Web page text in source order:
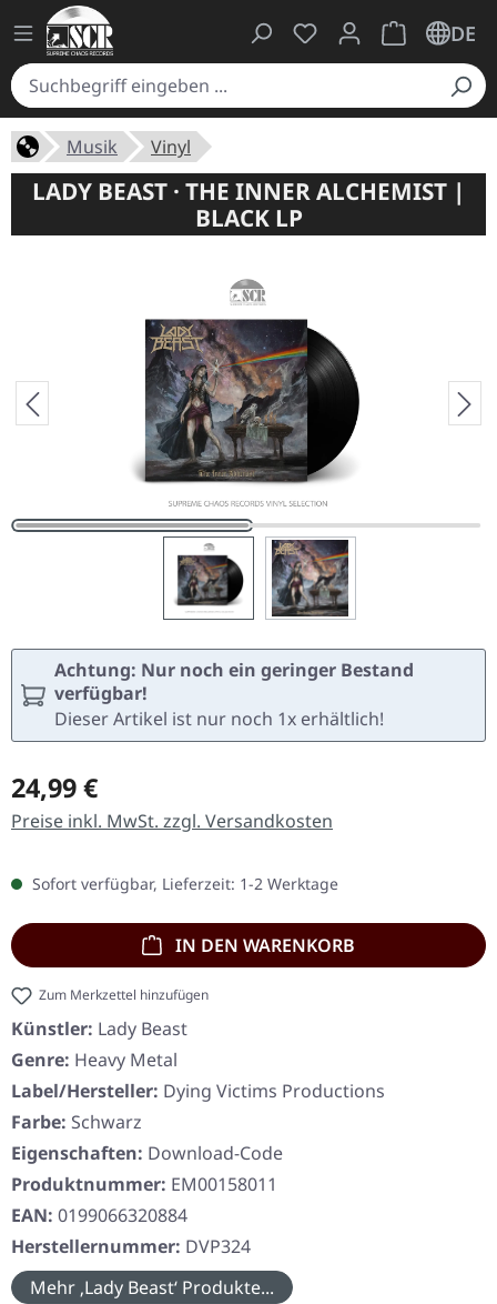
Du hast 0 Produkte
Warenkorb
DE
Musik Vinyl
LADY BEAST · THE INNER ALCHEMIST |
BLACK LP
Achtung: Nur noch ein geringer Bestand
verfügbar!
Dieser Artikel ist nur noch 1x erhältlich!
Regulärer Preis:
24,99 €
Preise inkl. MwSt. zzgl. Versandkosten
Sofort verfügbar, Lieferzeit: 1-2 Werktage
IN DEN WARENKORB
Zum Merkzettel hinzufügen
Künstler: Lady Beast
Genre: Heavy Metal
Label/Hersteller: Dying Victims Productions
Farbe: Schwarz
Eigenschaften: Download-Code
Produktnummer: EM00158011
EAN: 0199066320884
Herstellernummer: DVP324
Mehr ‚Lady Beast‘ Produkte...